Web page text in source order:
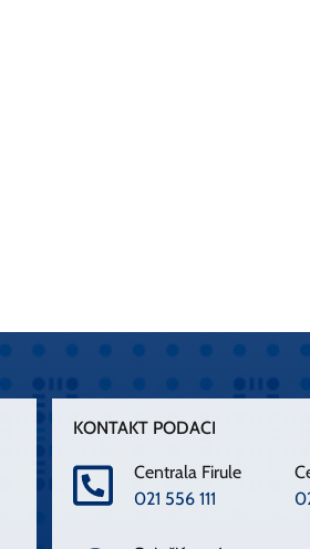
KONTAKT PODACI
Centrala Firule
021 556 111